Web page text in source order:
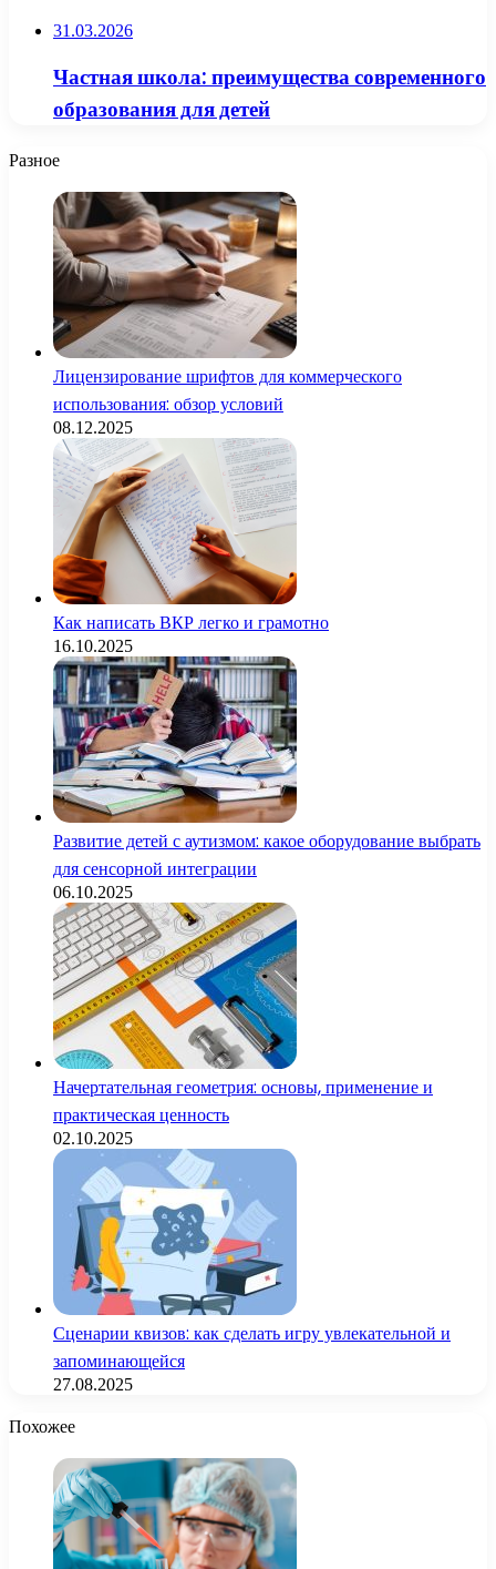
31.03.2026
Частная школа: преимущества современного
образования для детей
Разное
Лицензирование шрифтов для коммерческого
использования: обзор условий
08.12.2025
Как написать ВКР легко и грамотно
16.10.2025
Развитие детей с аутизмом: какое оборудование выбрать
для сенсорной интеграции
06.10.2025
Начертательная геометрия: основы, применение и
практическая ценность
02.10.2025
Сценарии квизов: как сделать игру увлекательной и
запоминающейся
27.08.2025
Похожее